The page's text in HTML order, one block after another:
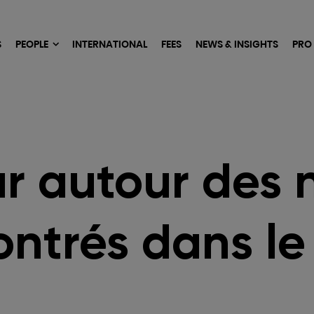
PEOPLE INTERNATIONAL FEES NEWS & INSIGHTS
autour des
dans